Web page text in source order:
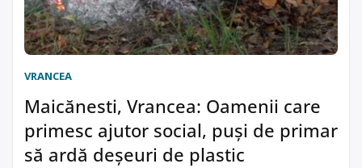
VRANCEA
Maicănesti, Vrancea: Oamenii care
primesc ajutor social, puși de primar
să ardă deșeuri de plastic